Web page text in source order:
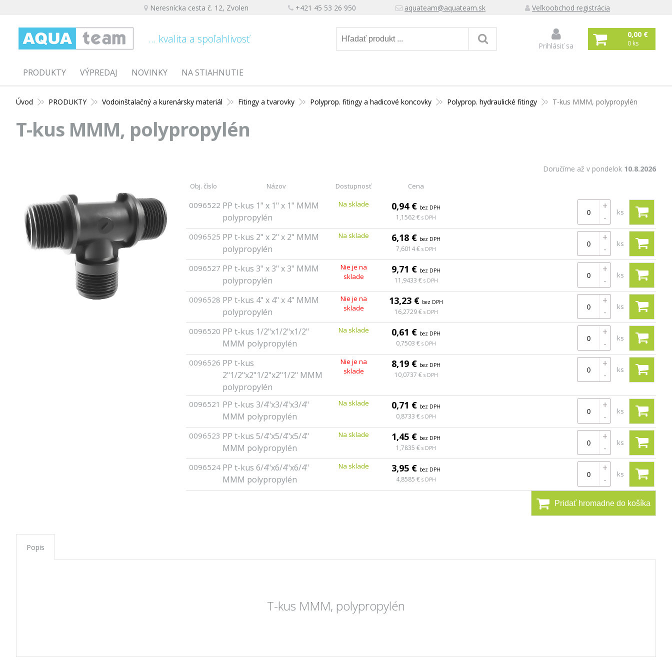
... kvalita a spoľahlivosť
Neresnícka cesta č. 12, Zvolen +421 45 53 26 950 aquateam@aquateam.sk Veľkoobchod registrácia
Prihlásiť sa
0,00 €
0 ks
PRODUKTY NOVINKY
VÝPREDAJ NA STIAHNUTIE
Úvod PRODUKTY Vodoinštalačný a kurenársky materiál Fitingy a tvarovky Polyprop. fitingy a hadicové koncovky Polyprop. hydraulické fitingy T-kus MMM, polypropylén
T-kus MMM, polypropylén
Doručíme až v pondelok 10.8.2026
Obj. číslo Názov Dostupnosť Cena
0096522 PP t-kus 1" x 1" x 1" MMM
polypropylén
Na sklade 0,94 € bez DPH
1,1562 € s DPH
+
-
ks
0096525 PP t-kus 2" x 2" x 2" MMM
polypropylén
Na sklade 6,18 € bez DPH
7,6014 € s DPH
+
-
ks
0096527 PP t-kus 3" x 3" x 3" MMM
polypropylén
Nie je na
sklade
9,71 € bez DPH
11,9433 € s DPH
+
-
ks
0096528 PP t-kus 4" x 4" x 4" MMM
polypropylén
Nie je na
sklade
13,23 € bez DPH
16,2729 € s DPH
+
-
ks
0096520 PP t-kus 1/2"x1/2"x1/2"
MMM polypropylén
Na sklade 0,61 € bez DPH
0,7503 € s DPH
+
-
ks
0096526 PP t-kus
2"1/2"x2"1/2"x2"1/2" MMM
polypropylén
Nie je na
sklade
8,19 € bez DPH
10,0737 € s DPH
+
-
ks
0096521 PP t-kus 3/4"x3/4"x3/4"
MMM polypropylén
Na sklade 0,71 € bez DPH
0,8733 € s DPH
+
-
ks
0096523 PP t-kus 5/4"x5/4"x5/4"
MMM polypropylén
Na sklade 1,45 € bez DPH
1,7835 € s DPH
+
-
ks
0096524 PP t-kus 6/4"x6/4"x6/4"
MMM polypropylén
Na sklade 3,95 € bez DPH
4,8585 € s DPH
+
-
ks
Pridať hromadne do košíka
Popis
T-kus MMM, polypropylén